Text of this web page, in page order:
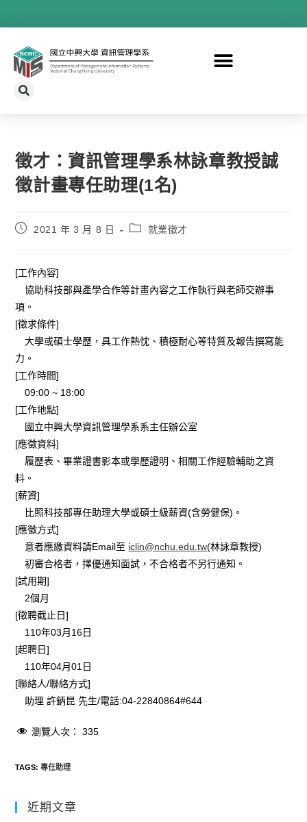
徵才：資訊管理學系林詠章教授誠
徵計畫專任助理(1名)
2021 年 3 月 8 日 就業徵才
[工作內容]
協助科技部與產學合作等計畫內容之工作執行與老師交辦事
項。
[徵求條件]
大學或碩士學歷，具工作熱忱、積極耐心等特質及報告撰寫能
力。
[工作時間]
09:00 ~ 18:00
[工作地點]
國立中興大學資訊管理學系系主任辦公室
[應徵資料]
履歷表、畢業證書影本或學歷證明、相關工作經驗輔助之資
料。
[薪資]
比照科技部專任助理大學或碩士級薪資(含勞健保)。
[應徵方式]
意者應繳資料請Email至 iclin@nchu.edu.tw(林詠章教授)
初審合格者，擇優通知面試，不合格者不另行通知。
[試用期]
2個月
[徵聘截止日]
110年03月16日
[起聘日]
110年04月01日
[聯絡人/聯絡方式]
助理 許鈵昆 先生/電話:04-22840864#644
瀏覽人次： 335
TAGS:專任助理
近期文章